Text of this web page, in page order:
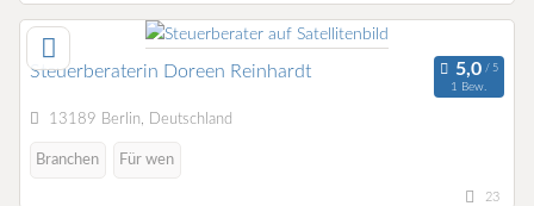
Steuerberaterin Doreen Reinhardt
1 Bew.
13189 Berlin, Deutschland
Branchen Für wen
23